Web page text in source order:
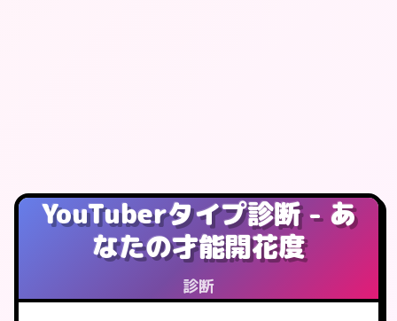
YouTuberタイプ診断 - あ
なたの才能開花度
診断